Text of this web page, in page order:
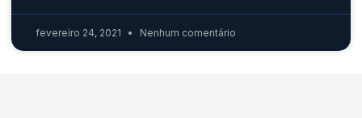
fevereiro 24, 2021 Nenhum comentário